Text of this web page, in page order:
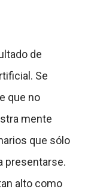
de
Se
que no
mente
que sólo
presentarse.
alto como